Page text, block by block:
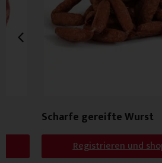
Scharfe gereifte Wurst
Registrieren und